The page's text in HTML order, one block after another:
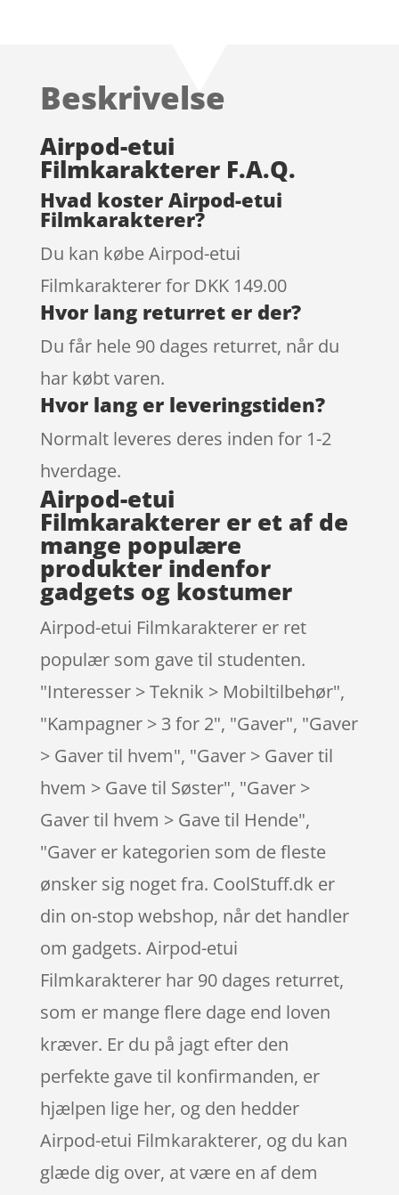
Beskrivelse
Airpod-etui
Filmkarakterer F.A.Q.
Hvad koster Airpod-etui
Filmkarakterer?
Du kan købe Airpod-etui
Filmkarakterer for DKK 149.00
Hvor lang returret er der?
Du får hele 90 dages returret, når du
har købt varen.
Hvor lang er leveringstiden?
Normalt leveres deres inden for 1-2
hverdage.
Airpod-etui
Filmkarakterer er et af de
mange populære
produkter indenfor
gadgets og kostumer
Airpod-etui Filmkarakterer er ret
populær som gave til studenten.
"Interesser > Teknik > Mobiltilbehør",
"Kampagner > 3 for 2", "Gaver", "Gaver
> Gaver til hvem", "Gaver > Gaver til
hvem > Gave til Søster", "Gaver >
Gaver til hvem > Gave til Hende",
"Gaver er kategorien som de fleste
ønsker sig noget fra. CoolStuff.dk er
din on-stop webshop, når det handler
om gadgets. Airpod-etui
Filmkarakterer har 90 dages returret,
som er mange flere dage end loven
kræver. Er du på jagt efter den
perfekte gave til konfirmanden, er
hjælpen lige her, og den hedder
Airpod-etui Filmkarakterer, og du kan
glæde dig over, at være en af dem